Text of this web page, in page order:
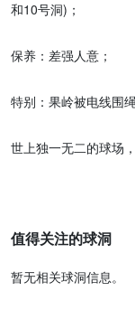
和10号洞)；
保养：差强人意；
特别：果岭被电线围
世上独一无二的球场
值得关注的球洞
暂无相关球洞信息。